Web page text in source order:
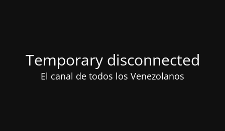
Temporary disconnected
El canal de todos los Venezolanos